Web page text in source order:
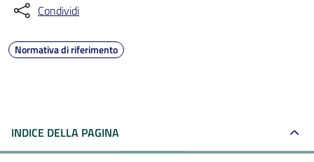
Condividi
Normativa di riferimento
INDICE DELLA PAGINA